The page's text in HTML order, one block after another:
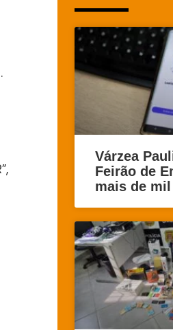
Várzea
Feirão de
mais de